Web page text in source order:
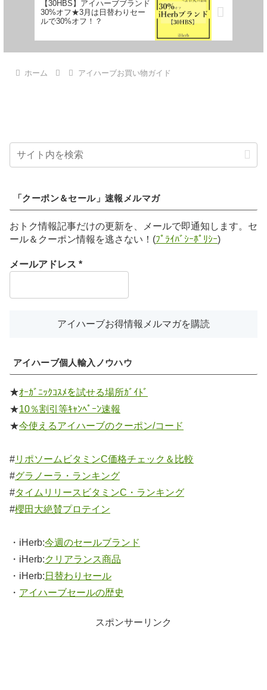
【30HBS】アイハーブブランド
30%オフ★3月は日替わりセー
ルで30%オフ！？
ホーム アイハーブお買い物ガイド
「クーポン＆セール」速報メルマガ
おトク情報記事だけの更新を、メールで即通知します。セ
ール＆クーポン情報を逃さない！(ﾌﾟﾗｲﾊﾞｼｰﾎﾟﾘｼｰ)
メールアドレス *
アイハーブ個人輸入ノウハウ
★ｵｰｶﾞﾆｯｸｺｽﾒを試せる場所ｶﾞｲﾄﾞ
★10％割引等ｷｬﾝﾍﾟｰﾝ速報
★今使えるアイハーブのクーポン/コード
#リポソームビタミンC価格チェック＆比較
#グラノーラ・ランキング
#タイムリリースビタミンC・ランキング
#櫻田大絶賛プロテイン
・iHerb:今週のセールブランド
・iHerb:クリアランス商品
・iHerb: 日替わりセール
・ アイハーブセールの歴史
スポンサーリンク